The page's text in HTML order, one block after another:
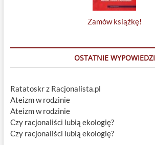
Zamów książkę!
OSTATNIE WYPOWIEDZI
Ratatoskr z Racjonalista.pl
Ateizm w rodzinie
Ateizm w rodzinie
Czy racjonaliści lubią ekologię?
Czy racjonaliści lubią ekologię?